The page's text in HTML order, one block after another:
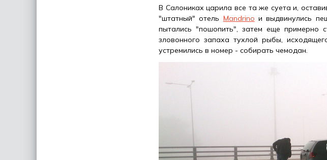
В Салониках царила все та же суета и,
"штатный" отель Mandrino и выдвинулись
пытались "пошопить", затем еще примерно
зловонного запаха тухлой рыбы,
устремились в номер - собирать чемодан.